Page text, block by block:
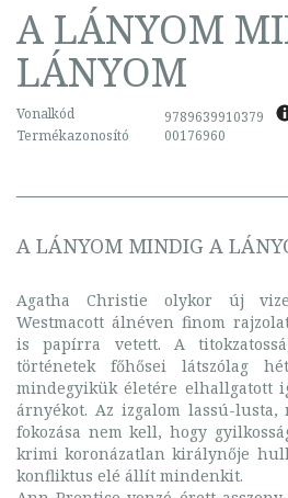
A LÁNYOM
LÁNYOM
Vonalkód
9789639910379
Termékazonosító
00176960
A LÁNYOM MINDIG A
Agatha Christie olykor új
Westmacott álnéven finom
is papírra vetett. A
történetek főhősei látszólag
mindegyikük életére elhallgatott
árnyékot. Az izgalom lassú-lusta,
fokozása nem kell, hogy
krimi koronázatlan királynője
konfliktus elé állít mindenkit.